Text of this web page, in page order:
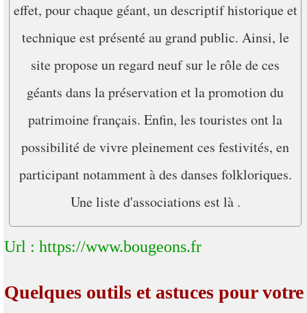
effet, pour chaque géant, un descriptif historique et
technique est présenté au grand public. Ainsi, le
site propose un regard neuf sur le rôle de ces
géants dans la préservation et la promotion du
patrimoine français. Enfin, les touristes ont la
possibilité de vivre pleinement ces festivités, en
participant notamment à des danses folkloriques.
Une liste d'associations est là .
Url : https://www.bougeons.fr
Quelques outils et astuces pour votre